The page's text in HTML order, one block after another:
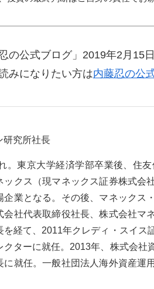
の公式ブログ」2019年2月15
みになりたい方は内藤忍の公
研究所社長
。東京大学経済学部卒業後、住
ックス（現マネックス証券株式会
企業となる。その後、マネックス
会社代表取締役社長、株式会社マ
を経て、2011年クレディ・スイス
クターに就任。2013年、株式会社
に就任。一般社団法人海外資産運